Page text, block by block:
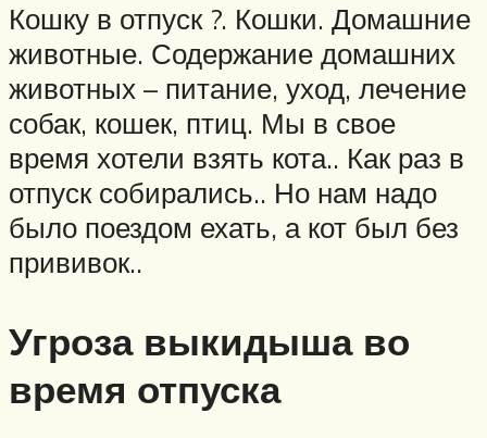
Кошку в отпуск ?. Кошки. Домашние
животные. Содержание домашних
животных – питание, уход, лечение
собак, кошек, птиц. Мы в свое
время хотели взять кота.. Как раз в
отпуск собирались.. Но нам надо
было поездом ехать, а кот был без
прививок..
Угроза выкидыша во
время отпуска